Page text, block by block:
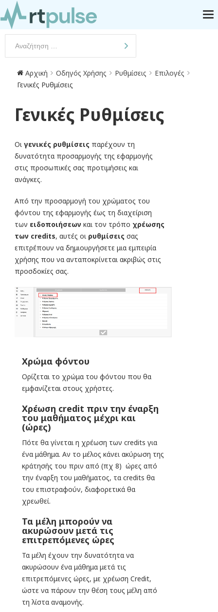
Αρχική Οδηγός Χρήσης Ρυθμίσεις
Επιλογές
Γενικές Ρυθμίσεις
Γενικές Ρυθμίσεις
Οι γενικές ρυθμίσεις παρέχουν τη
δυνατότητα προσαρμογής της εφαρμογής
στις προσωπικές σας προτιμήσεις και
ανάγκες.
Από την προσαρμογή του χρώματος του
φόντου της εφαρμογής έως τη διαχείριση
των ειδοποιήσεων και τον τρόπο χρέωσης
των credits, αυτές οι ρυθμίσεις σας
επιτρέπουν να δημιουργήσετε μια εμπειρία
χρήσης που να ανταποκρίνεται ακριβώς στις
προσδοκίες σας.
Χρώμα φόντου
Ορίζεται το χρώμα του φόντου που θα
εμφανίζεται στους χρήστες.
Χρέωση credit πριν την έναρξη
του μαθήματος μέχρι και
(ώρες)
Πότε θα γίνεται η χρέωση των credits για
ένα μάθημα. Αν το μέλος κάνει ακύρωση της
κράτησής του πριν από (πχ 8) ώρες από
την έναρξη του μαθήματος, τα credits θα
του επιστραφούν, διαφορετικά θα
χρεωθεί.
Τα μέλη μπορούν να
ακυρώσουν μετά τις
επιτρεπόμενες ώρες
Τα μέλη έχουν την δυνατότητα να
ακυρώσουν ένα μάθημα μετά τις
επιτρεπόμενες ώρες, με χρέωση Credit,
ώστε να πάρουν την θέση τους μέλη από
τη λίστα αναμονής.